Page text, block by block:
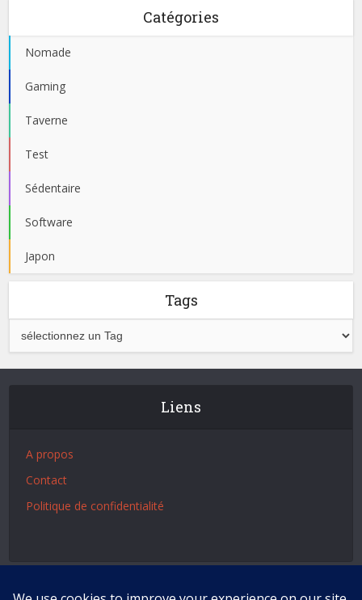
Catégories
Nomade
Gaming
Taverne
Test
Sédentaire
Software
Japon
Tags
Liens
A propos
Contact
Politique de confidentialité